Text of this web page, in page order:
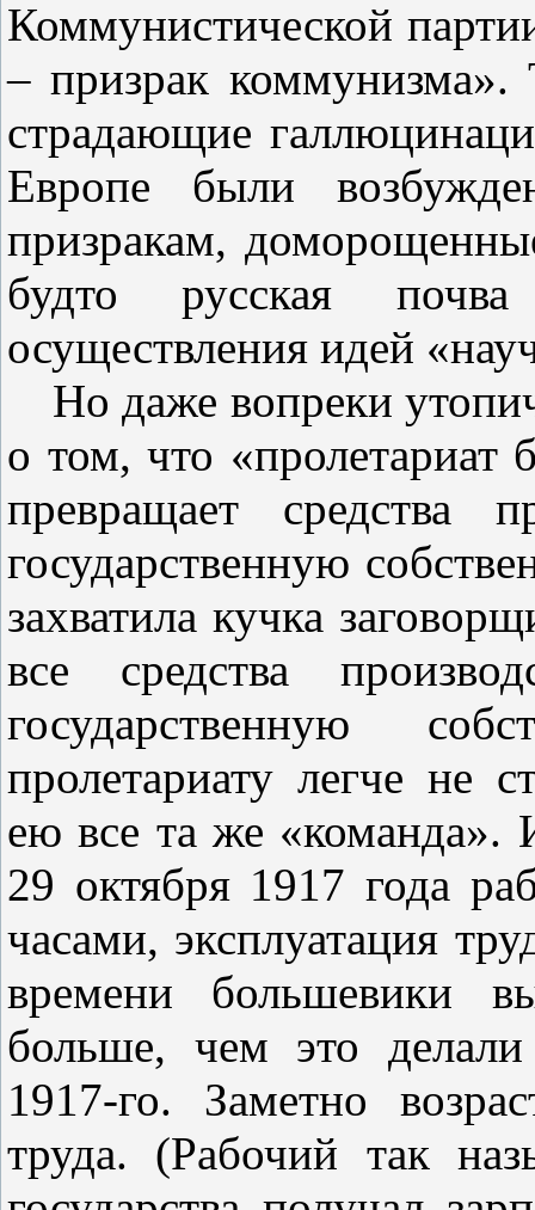
Коммунистической
– призрак
страдающие
Европе были
призракам,
будто русская
осуществления идей
Но даже вопреки
о том, что «пролетариат
превращает средства
государственную
захватила кучка
все средства
государственную
пролетариату легче не
ею все та же «команда».
29 октября 1917 года
часами, эксплуатация
времени большевики
больше, чем это
1917‑го. Заметно
труда. (Рабочий так